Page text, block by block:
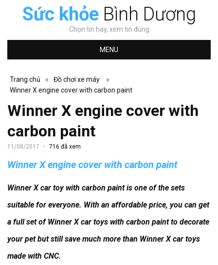
Sức khỏeBình Dương
Chọn tin hay, xem tin đúng
MENU
Trang chủ » Đồ chơi xe máy
»
Winner X engine cover with carbon paint
Winner X engine cover with
carbon paint
11/08/2017 716 đã xem
Winner X engine cover with carbon paint
Winner X car toy with carbon paint is one of the sets
suitable for everyone. With an affordable price, you can get
a full set of Winner X car toys with carbon paint to decorate
your pet but still save much more than Winner X car toys
made with CNC.